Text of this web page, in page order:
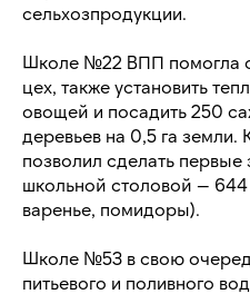
сельхозпродукции.
Школе №22 ВПП помогла
цех, также установить
овощей и посадить 250
деревьев на 0,5 га
позволил сделать первые
школьной столовой — 644
варенье, помидоры).
Школе №53 в свою
питьевого и поливного